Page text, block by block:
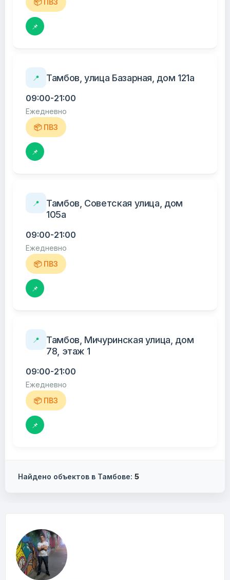
📦 ПВЗ
📌
📍 Тамбов, улица Базарная, дом 121а
09:00-21:00
Ежедневно
📦 ПВЗ
📌
📍
Тамбов, Советская улица, дом
105а
09:00-21:00
Ежедневно
📦 ПВЗ
📌
📍
Тамбов, Мичуринская улица, дом
78, этаж 1
09:00-21:00
Ежедневно
📦 ПВЗ
📌
Найдено объектов в Тамбове: 5